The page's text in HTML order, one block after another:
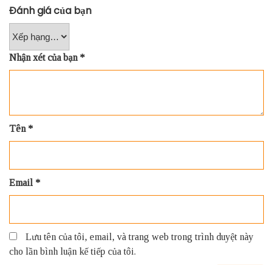
Đánh giá của bạn
Nhận xét của bạn *
Tên *
Email *
Lưu tên của tôi, email, và trang web trong trình duyệt này
cho lần bình luận kế tiếp của tôi.